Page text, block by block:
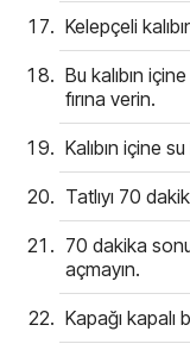
Kelepçeli
Bu kalıbın
fırına verin.
Kalıbın içine
Tatlıyı 70
70 dakika
açmayın.
Kapağı kapalı